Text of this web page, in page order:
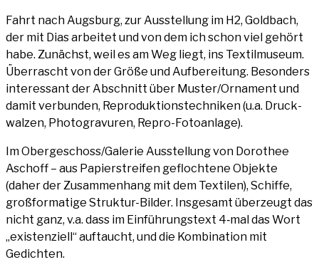
Fahrt nach Augs­burg, zur Aus­stel­lung im H2, Gold­bach,
der mit Dias arbei­tet und von dem ich schon viel gehört
habe. Zunächst, weil es am Weg liegt, ins Tex­til­mu­se­um.
Über­rascht von der Grö­ße und Auf­be­rei­tung. Beson­ders
inter­es­sant der Abschnitt über Muster/Ornament und
damit ver­bun­den, Repro­duk­ti­ons­tech­ni­ken (u.a. Druck­
wal­zen, Pho­to­gra­vu­ren, Repro-Fotoanlage).
Im Obergeschoss/Galerie Aus­stel­lung von Doro­thee
Asch­off – aus Papier­strei­fen gefloch­te­ne Objek­te
(daher der Zusam­men­hang mit dem Tex­ti­len), Schif­fe,
groß­for­ma­ti­ge Struk­tur-Bil­der. Ins­ge­samt über­zeugt das
nicht ganz, v.a. dass im Ein­füh­rungs­text 4‑mal das Wort
„exis­ten­zi­ell“ auf­taucht, und die Kom­bi­na­ti­on mit
Gedichten.